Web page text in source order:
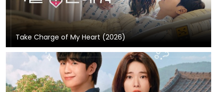
Take Charge of My Heart (2026)